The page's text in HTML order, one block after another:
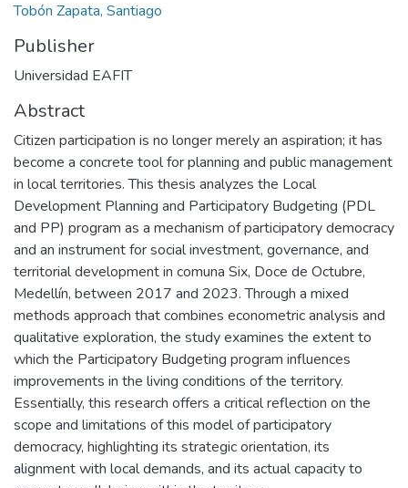
Tobón Zapata, Santiago
Publisher
Universidad EAFIT
Abstract
Citizen participation is no longer merely an aspiration; it has
become a concrete tool for planning and public management
in local territories. This thesis analyzes the Local
Development Planning and Participatory Budgeting (PDL
and PP) program as a mechanism of participatory democracy
and an instrument for social investment, governance, and
territorial development in comuna Six, Doce de Octubre,
Medellín, between 2017 and 2023. Through a mixed
methods approach that combines econometric analysis and
qualitative exploration, the study examines the extent to
which the Participatory Budgeting program influences
improvements in the living conditions of the territory.
Essentially, this research offers a critical reflection on the
scope and limitations of this model of participatory
democracy, highlighting its strategic orientation, its
alignment with local demands, and its actual capacity to